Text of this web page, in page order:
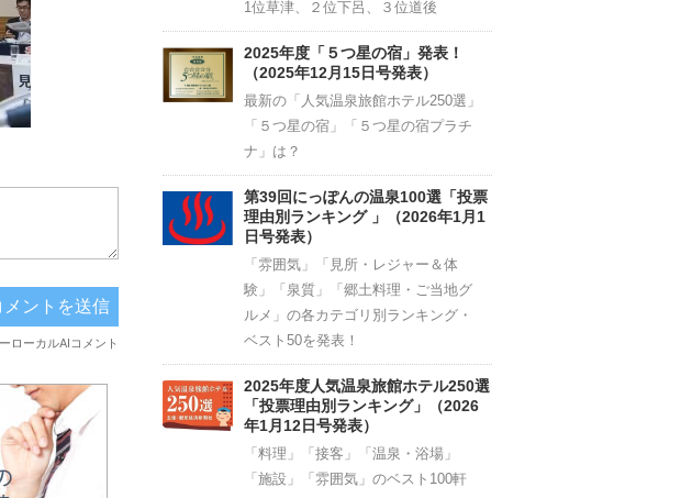
1位草津、２位下呂、３位道後
2025年度「５つ星の宿」発表！
（2025年12月15日号発表）
最新の「人気温泉旅館ホテル250選」
「５つ星の宿」「５つ星の宿プラチ
ナ」は？
第39回にっぽんの温泉100選「投票
理由別ランキング 」（2026年1月1
日号発表）
「雰囲気」「見所・レジャー＆体
験」「泉質」「郷土料理・ご当地グ
ルメ」の各カテゴリ別ランキング・
ベスト50を発表！
2025年度人気温泉旅館ホテル250選
「投票理由別ランキング」（2026
年1月12日号発表）
「料理」「接客」「温泉・浴場」
「施設」「雰囲気」のベスト100軒